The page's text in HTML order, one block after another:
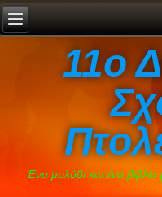
11ο
Ένα μολύβι και ένα